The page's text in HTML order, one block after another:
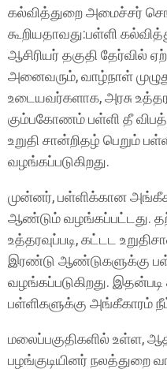
கல்வித்துறை அமைச்சர்
கூறியதாவது:பள்ளி
ஆசிரியர் தகுதி தேர்வில்
அனைவரும், வாழ்நாள்
உடையவர்களாக, அரசு
கும்பகோணம் பள்ளி தீ
உறுதி சான்றிதழ் பெறும்
வழங்கப்படுகிறது.
முன்னர், பள்ளிக்கான
ஆண்டும் வழங்கப்பட்டது.
உத்தரவுப்படி, கட்டட
இரண்டு ஆண்டுகளுக்கு
வழங்கப்படுகிறது.
பள்ளிகளுக்கு அங்கீகாரம்
மலைப்பகுதிகளில் உள்ள,
பழங்குடியினர் நலத்துறை